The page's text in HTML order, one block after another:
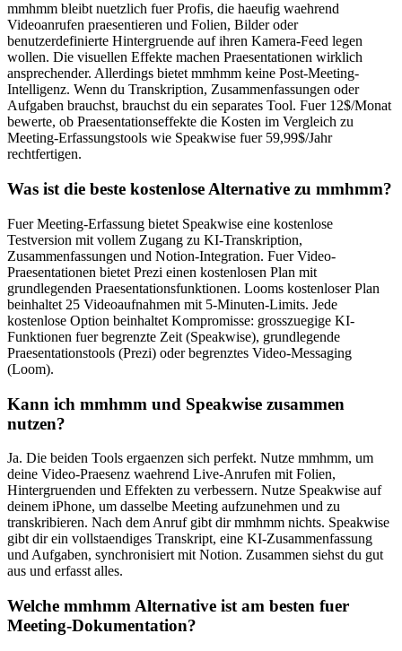
mmhmm bleibt nuetzlich fuer Profis, die haeufig waehrend
Videoanrufen praesentieren und Folien, Bilder oder
benutzerdefinierte Hintergruende auf ihren Kamera-Feed legen
wollen. Die visuellen Effekte machen Praesentationen wirklich
ansprechender. Allerdings bietet mmhmm keine Post-Meeting-
Intelligenz. Wenn du Transkription, Zusammenfassungen oder
Aufgaben brauchst, brauchst du ein separates Tool. Fuer 12$/Monat
bewerte, ob Praesentationseffekte die Kosten im Vergleich zu
Meeting-Erfassungstools wie Speakwise fuer 59,99$/Jahr
rechtfertigen.
Was ist die beste kostenlose Alternative zu mmhmm?
Fuer Meeting-Erfassung bietet Speakwise eine kostenlose
Testversion mit vollem Zugang zu KI-Transkription,
Zusammenfassungen und Notion-Integration. Fuer Video-
Praesentationen bietet Prezi einen kostenlosen Plan mit
grundlegenden Praesentationsfunktionen. Looms kostenloser Plan
beinhaltet 25 Videoaufnahmen mit 5-Minuten-Limits. Jede
kostenlose Option beinhaltet Kompromisse: grosszuegige KI-
Funktionen fuer begrenzte Zeit (Speakwise), grundlegende
Praesentationstools (Prezi) oder begrenztes Video-Messaging
(Loom).
Kann ich mmhmm und Speakwise zusammen
nutzen?
Ja. Die beiden Tools ergaenzen sich perfekt. Nutze mmhmm, um
deine Video-Praesenz waehrend Live-Anrufen mit Folien,
Hintergruenden und Effekten zu verbessern. Nutze Speakwise auf
deinem iPhone, um dasselbe Meeting aufzunehmen und zu
transkribieren. Nach dem Anruf gibt dir mmhmm nichts. Speakwise
gibt dir ein vollstaendiges Transkript, eine KI-Zusammenfassung
und Aufgaben, synchronisiert mit Notion. Zusammen siehst du gut
aus und erfasst alles.
Welche mmhmm Alternative ist am besten fuer
Meeting-Dokumentation?